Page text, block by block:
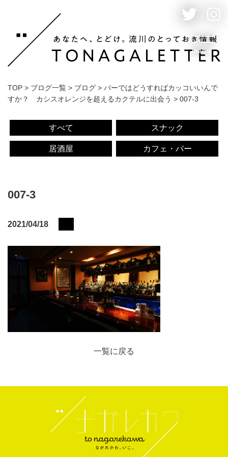
menu
TOP > ブログ一覧 > ブログ > バーではどうすればカッコいいんで
すか？ カシスオレンジを超えるカクテルに出会う > 007-3
すべて スナック
居酒屋 カフェ・バー
007-3
2021/04/18
一覧に戻る